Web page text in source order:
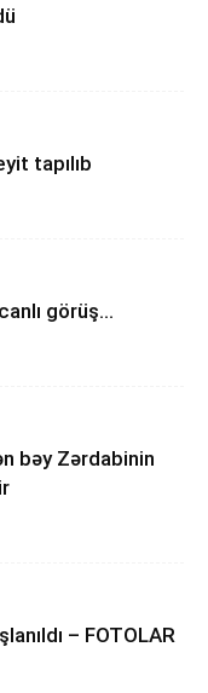
tapılıb
görüş…
bəy Zərdabinin
– FOTOLAR